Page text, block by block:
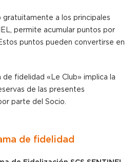
a los principales
permite acumular puntos por
puntos pueden convertirse en
de fidelidad «Le Club» implica la
de las presentes
parte del Socio.
de fidelidad